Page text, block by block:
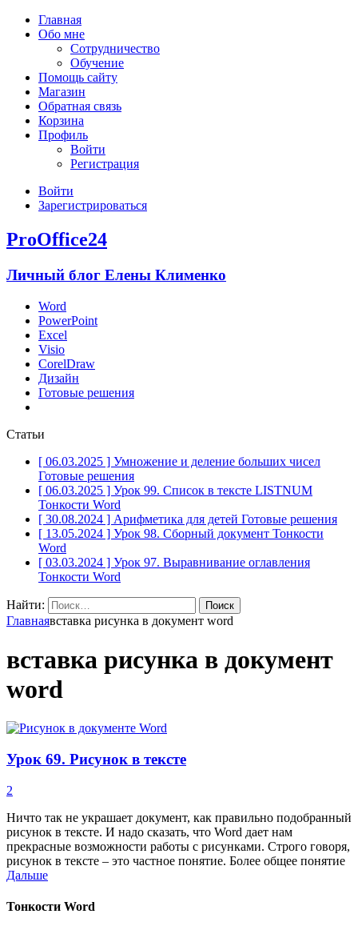
Главная
Обо мне
Сотрудничество
Обучение
Помощь сайту
Магазин
Обратная связь
Корзина
Профиль
Войти
Регистрация
Войти
Зарегистрироваться
ProOffice24
Личный блог Елены Клименко
Word
PowerPoint
Excel
Visio
CorelDraw
Дизайн
Готовые решения
Статьи
[ 06.03.2025 ] Умножение и деление больших чисел
Готовые решения
[ 06.03.2025 ] Урок 99. Список в тексте LISTNUM
Тонкости Word
[ 30.08.2024 ] Арифметика для детей Готовые решения
[ 13.05.2024 ] Урок 98. Сборный документ Тонкости
Word
[ 03.03.2024 ] Урок 97. Выравнивание оглавления
Тонкости Word
Найти:
Главнаявставка рисунка в документ word
вставка рисунка в документ
word
Урок 69. Рисунок в тексте
2
Ничто так не украшает документ, как правильно подобранный
рисунок в тексте. И надо сказать, что Word дает нам
прекрасные возможности работы с рисунками. Строго говоря,
рисунок в тексте – это частное понятие. Более общее понятие
Дальше
Тонкости Word